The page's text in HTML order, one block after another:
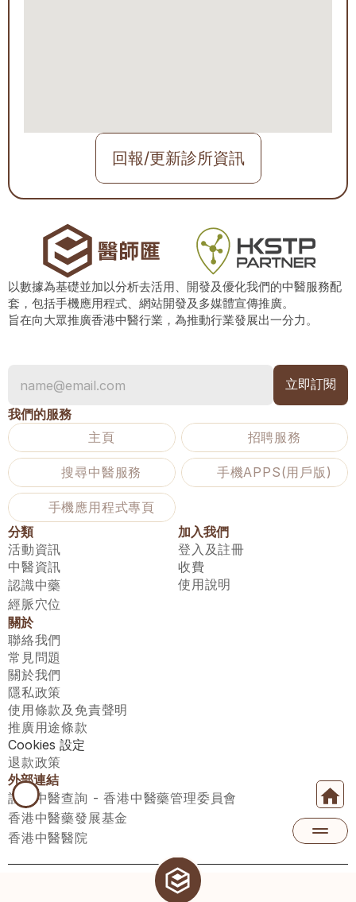
回報/更新診所資訊
以數據為基礎並加以分析去活用、開發及優化我們的中醫服務配
套，包括手機應用程式、網站開發及多媒體宣傳推廣。
旨在向大眾推廣香港中醫行業，為推動行業發展出一分力。
我們的服務
主頁
招聘服務
搜尋中醫服務 手機APPS(用戶版)
手機應用程式專頁
分類
活動資訊
中醫資訊
認識中藥
經脈穴位
加入我們
登入及註冊
收費
使用說明
關於
聯絡我們
常見問題
關於我們
隱私政策
使用條款及免責聲明
推廣用途條款
Cookies 設定
退款政策
外部連結
註冊中醫查詢 - 香港中醫藥管理委員會
香港中醫藥發展基金
香港中醫醫院
醫師匯有限公司 ECWAY LIMITED Copyright 2026© All rights